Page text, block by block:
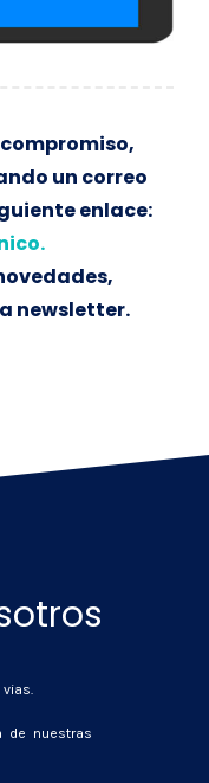
un correo
enlace:
newsletter.
de nuestras